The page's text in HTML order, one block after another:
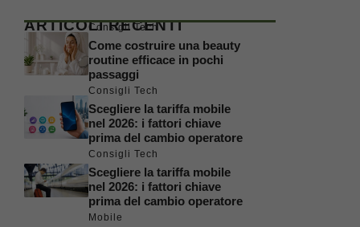
ARTICOLI RECENTI
Consigli Tech
Come costruire una beauty
routine efficace in pochi
passaggi
Consigli Tech
Scegliere la tariffa mobile
nel 2026: i fattori chiave
prima del cambio operatore
Consigli Tech
Scegliere la tariffa mobile
nel 2026: i fattori chiave
prima del cambio operatore
Mobile